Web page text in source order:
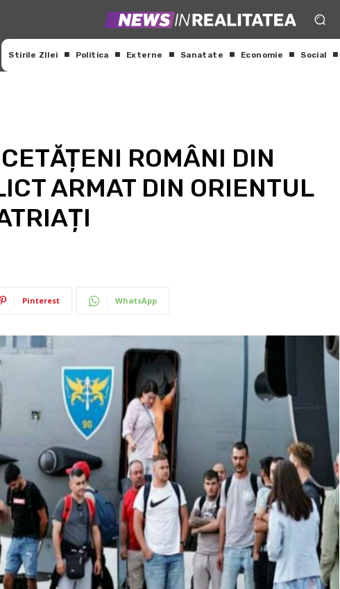
Stirile ZIlei Politica Externe Sanatate Economie Social
ROMÂNI DIN
ARMAT DIN ORIENTUL
Pinterest WhatsApp